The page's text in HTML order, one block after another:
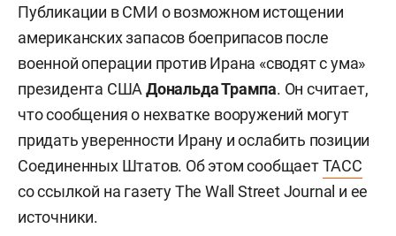
Публикации в СМИ о возможном истощении
американских запасов боеприпасов после
военной операции против Ирана «сводят с ума»
президента СШАДональда Трампа. Он считает,
что сообщения о нехватке вооружений могут
придать уверенности Ирану и ослабить позиции
Соединенных Штатов. Об этом сообщаетТАСС
со ссылкой на газету The Wall Street Journal и ее
источники.